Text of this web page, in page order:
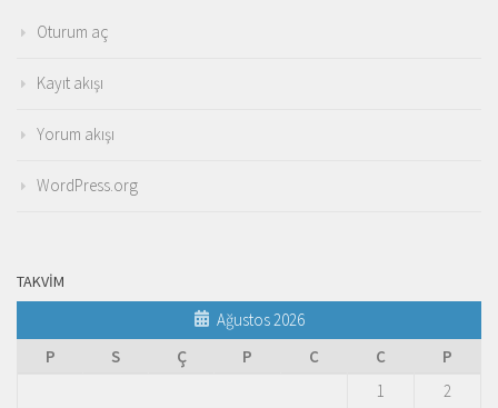
Oturum aç
Kayıt akışı
Yorum akışı
WordPress.org
TAKVIM
Ağustos 2026
P
S Ç P C C
P
1
2